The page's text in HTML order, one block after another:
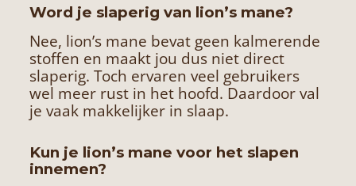
Word je slaperig van lion’s mane?
Nee, lion’s mane bevat geen kalmerende
stoffen en maakt jou dus niet direct
slaperig. Toch ervaren veel gebruikers
wel meer rust in het hoofd. Daardoor val
je vaak makkelijker in slaap.
Kun je lion’s mane voor het slapen
innemen?